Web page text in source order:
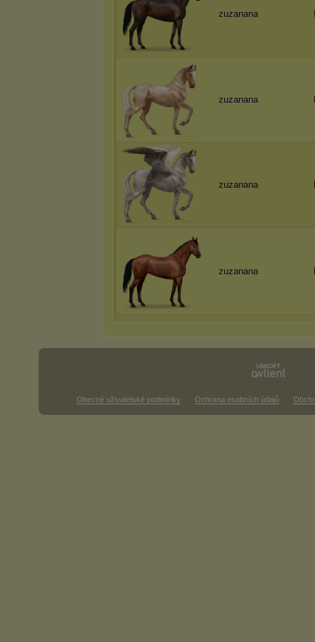
zuzanana
zuzanana
zuzanana
zuzanana
Obecné uživatelské podmínky Ochrana osobních údajů